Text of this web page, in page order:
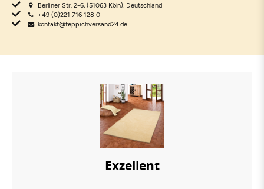
Berliner Str. 2-6, (51063 Köln), Deutschland
+49 (0)221 716 128 0
kontakt@teppichversand24.de
Exzellent